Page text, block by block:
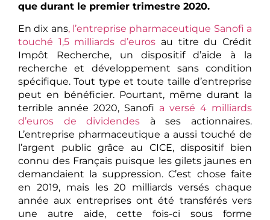
que durant le premier trimestre 2020.
En dix ans, l’entreprise pharmaceutique Sanofi a
touché 1,5 milliards d’euros au titre du Crédit
Impôt Recherche, un dispositif d’aide à la
recherche et développement sans condition
spécifique. Tout type et toute taille d’entreprise
peut en bénéficier. Pourtant, même durant la
terrible année 2020, Sanofi a versé 4 milliards
d’euros de dividendes à ses actionnaires.
L’entreprise pharmaceutique a aussi touché de
l’argent public grâce au CICE, dispositif bien
connu des Français puisque les gilets jaunes en
demandaient la suppression. C’est chose faite
en 2019, mais les 20 milliards versés chaque
année aux entreprises ont été transférés vers
une autre aide, cette fois-ci sous forme